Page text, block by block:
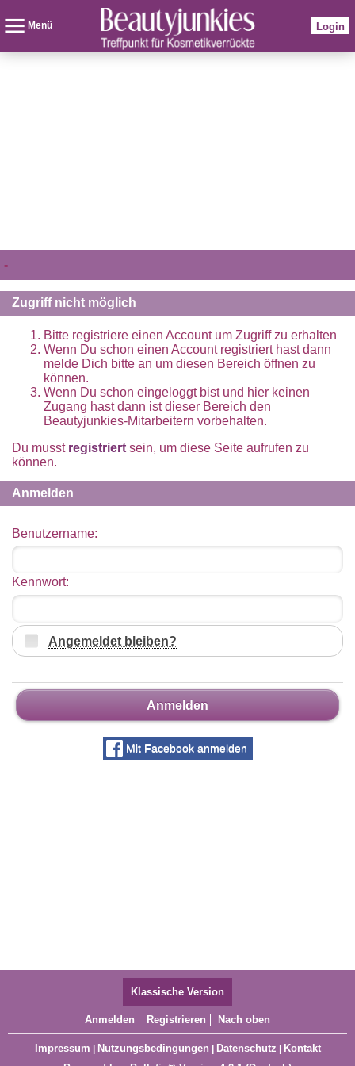
Menü Login
-
Zugriff nicht möglich
Bitte registriere einen Account um Zugriff zu erhalten
Wenn Du schon einen Account registriert hast dann
melde Dich bitte an um diesen Bereich öffnen zu
können.
Wenn Du schon eingeloggt bist und hier keinen
Zugang hast dann ist dieser Bereich den
Beautyjunkies-Mitarbeitern vorbehalten.
Du musst registriert sein, um diese Seite aufrufen zu
können.
Anmelden
Benutzername:
Kennwort:
Angemeldet bleiben?
Anmelden
Mit Facebook anmelden
Klassische Version
Anmelden Registrieren Nach oben
Impressum Nutzungsbedingungen Datenschutz
Kontakt